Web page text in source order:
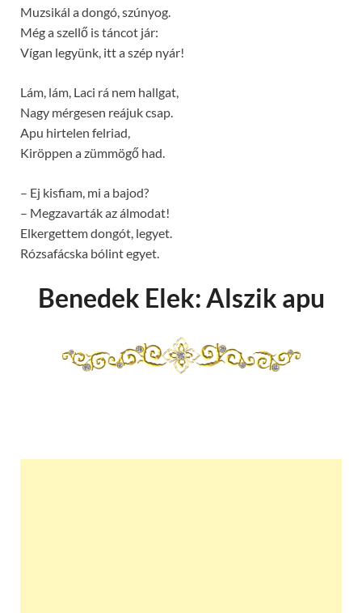
Muzsikál a dongó, szúnyog.
Még a szellő is táncot jár:
Vígan legyünk, itt a szép nyár!
Lám, lám, Laci rá nem hallgat,
Nagy mérgesen reájuk csap.
Apu hirtelen felriad,
Kiröppen a zümmögő had.
– Ej kisfiam, mi a bajod?
– Megzavarták az álmodat!
Elkergettem dongót, legyet.
Rózsafácska bólint egyet.
Benedek Elek: Alszik apu